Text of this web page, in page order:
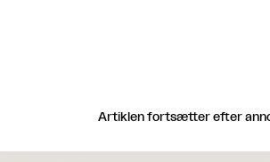
Artiklen fortsætter efter